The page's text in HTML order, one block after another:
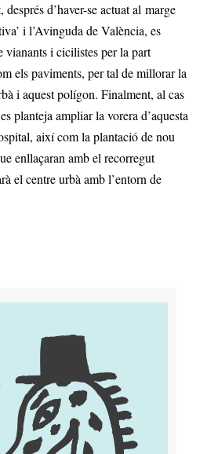
d’haver-se actuat al marge
i l’Avinguda de València, es
vianants i cicilistes per la part
els paviments, per tal de millorar la
i aquest polígon. Finalment, al cas
planteja ampliar la vorera d’aquesta
així com la plantació de nou
enllaçaran amb el recorregut
el centre urbà amb l’entorn de